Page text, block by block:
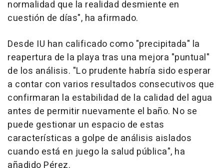
normalidad que la realidad desmiente en
cuestión de días", ha afirmado.
Desde IU han calificado como "precipitada" la
reapertura de la playa tras una mejora "puntual"
de los análisis. "Lo prudente habría sido esperar
a contar con varios resultados consecutivos que
confirmaran la estabilidad de la calidad del agua
antes de permitir nuevamente el baño. No se
puede gestionar un espacio de estas
características a golpe de análisis aislados
cuando está en juego la salud pública", ha
añadido Pérez.